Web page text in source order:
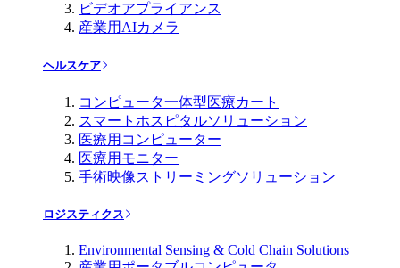
ビデオアプライアンス
産業用AIカメラ
ヘルスケア
コンピュータ一体型医療カート
スマートホスピタルソリューション
医療用コンピューター
医療用モニター
手術映像ストリーミングソリューション
ロジスティクス
Environmental Sensing & Cold Chain Solutions